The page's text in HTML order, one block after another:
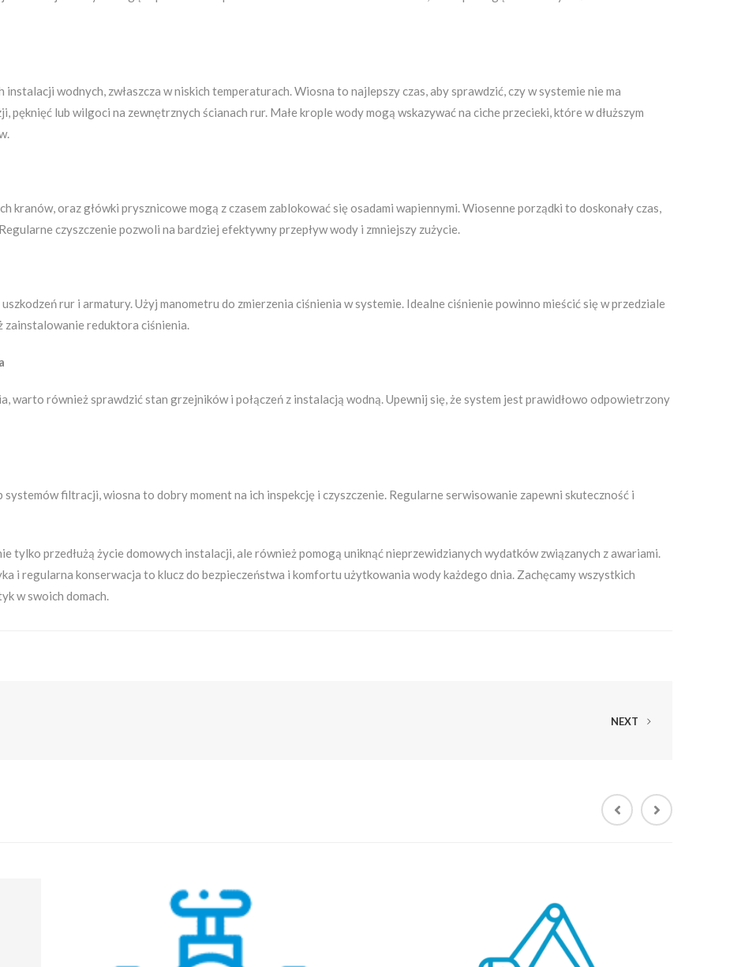
wodnych, zwłaszcza w niskich temperaturach. Wiosna to najlepszy czas, aby sprawdzić, czy w systemie nie ma
pęknięć lub wilgoci na zewnętrznych ścianach rur. Małe krople wody mogą wskazywać na ciche przecieki, które w dłuższym
kranów, oraz główki prysznicowe mogą z czasem zablokować się osadami wapiennymi. Wiosenne porządki to doskonały czas,
czyszczenie pozwoli na bardziej efektywny przepływ wody i zmniejszy zużycie.
rur i armatury. Użyj manometru do zmierzenia ciśnienia w systemie. Idealne ciśnienie powinno mieścić się w przedziale
zainstalowanie reduktora ciśnienia.
warto również sprawdzić stan grzejników i połączeń z instalacją wodną. Upewnij się, że system jest prawidłowo odpowietrzony
filtracji, wiosna to dobry moment na ich inspekcję i czyszczenie. Regularne serwisowanie zapewni skuteczność i
tylko przedłużą życie domowych instalacji, ale również pomogą uniknąć nieprzewidzianych wydatków związanych z awariami.
i regularna konserwacja to klucz do bezpieczeństwa i komfortu użytkowania wody każdego dnia. Zachęcamy wszystkich
w swoich domach.
NEXT